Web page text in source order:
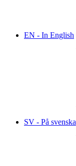
EN - In English
SV - På svenska